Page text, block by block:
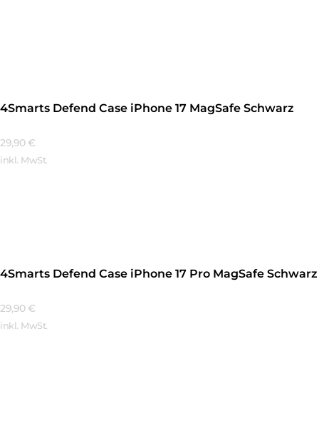
4Smarts Defend Case iPhone 17 MagSafe Schwarz
29,90 €
inkl. MwSt.
4Smarts Defend Case iPhone 17 Pro MagSafe Schwarz
29,90 €
inkl. MwSt.